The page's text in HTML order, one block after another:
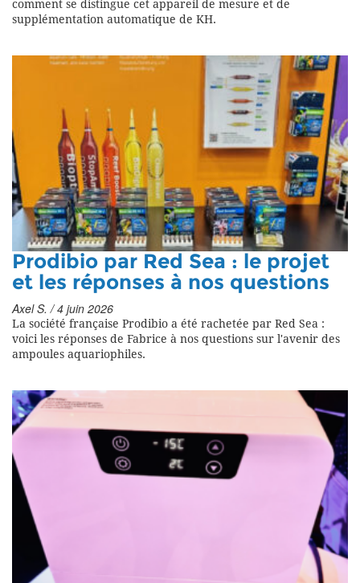
comment se distingue cet appareil de mesure et de
supplémentation automatique de KH.
Prodibio par Red Sea : le projet
et les réponses à nos questions
Axel S. / 4 juin 2026
La société française Prodibio a été rachetée par Red Sea :
voici les réponses de Fabrice à nos questions sur l'avenir des
ampoules aquariophiles.